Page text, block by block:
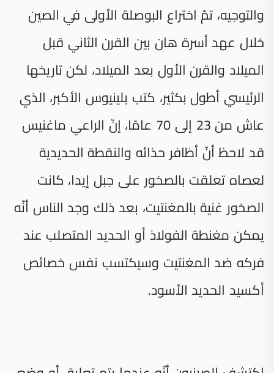
والتوجيه، تمّ اختراع البوصلة الأولى في الصين
خلال عهد أسرة هان بين القرن الثاني قبل
الميلاد والقرن الأول بعد الميلاد، لكن تاريخها
الرئيسي أطول بكثير، كتب بلينيوس الأكبر، الذي
عاش من 23 إلى 70 عامًا، إنّ الراعي ماغنيس
قد لاحظ أنّ أظافر حذائه والنقطة الحديدية
لعصاه تعلقت بالصخور على جبل إيدا، كانت
الصخور غنية بالمغنتيت، بعد ذلك وجد الناس أنّه
يمكن مغنطة الفولاذ أو الحديد المتصلب عند
فركه ضد المغنتيت وسيكتسب نفس خصائص
أكسيد الحديد الأسود.